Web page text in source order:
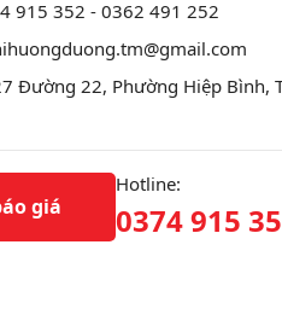
915 352 - 0362 491 252
Đường 22, Phường Hiệp Bình,
giá
Hotline:
0374 915